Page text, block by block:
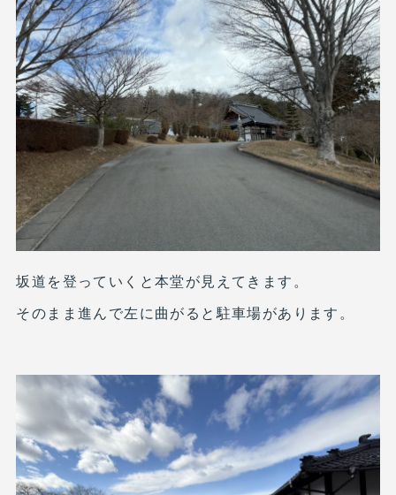
坂道を登っていくと本堂が見えてきます。
そのまま進んで左に曲がると駐車場があります。